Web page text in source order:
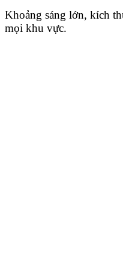
Khoảng sáng lớn, kích
mọi khu vực.